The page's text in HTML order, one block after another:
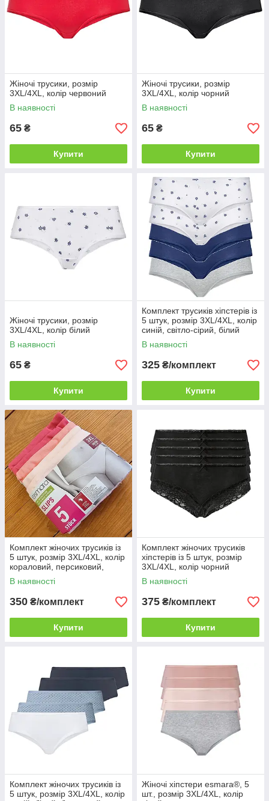
Жіночі трусики, розмір
3XL/4XL, колір червоний
В наявності
65 ₴
Купити
Жіночі трусики, розмір
3XL/4XL, колір чорний
В наявності
65 ₴
Купити
Жіночі трусики, розмір
3XL/4XL, колір білий
В наявності
65 ₴
Купити
Комплект трусиків хіпстерів із
5 штук, розмір 3XL/4XL, колір
синій, світло-сірий, білий
В наявності
325 ₴/комплект
Купити
Комплект жіночих трусиків із
5 штук, розмір 3XL/4XL, колір
кораловий, персиковий,
пудра
В наявності
350 ₴/комплект
Купити
Комплект жіночих трусиків
хіпстерів із 5 штук, розмір
3XL/4XL, колір чорний
В наявності
375 ₴/комплект
Купити
Комплект жіночих трусиків із
5 штук, розмір 3XL/4XL, колір
Жіночі хіпстери esmara®, 5
шт., розмір 3XL/4XL, колір